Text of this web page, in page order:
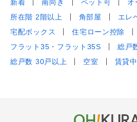
新着 南向き ペット可
オ
所在階 2階以上
角部屋
エレ
宅配ボックス
住宅ローン控除
フラット35・フラット35S
総戸
総戸数 30戸以上
空室 賃貸